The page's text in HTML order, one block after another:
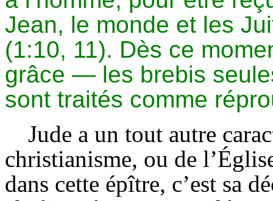
Jean, le monde et les
(1:10, 11). Dès ce
grâce — les brebis
sont traités comme
Jude a un tout autre
christianisme, ou de
dans cette épître, c’est sa